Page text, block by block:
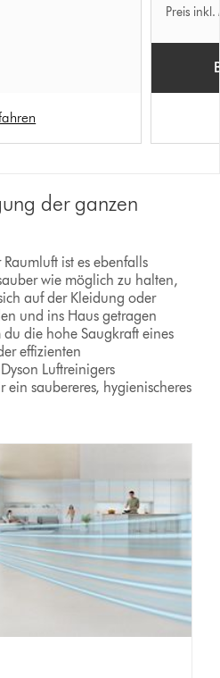
Preis inkl.
der ganzen
ist es ebenfalls
wie möglich zu halten,
auf der Kleidung oder
und ins Haus getragen
die hohe Saugkraft eines
effizienten
Luftreinigers
ein saubereres, hygienischeres